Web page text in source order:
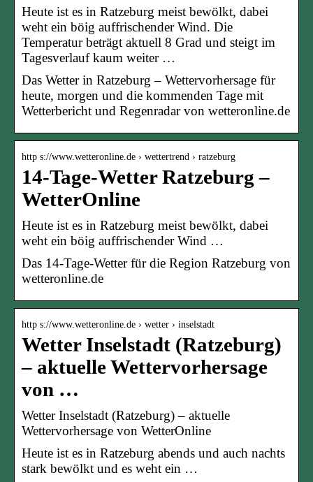
Heute ist es in Ratzeburg meist bewölkt, dabei
weht ein böig auffrischender Wind. Die
Temperatur beträgt aktuell 8 Grad und steigt im
Tagesverlauf kaum weiter …
Das Wetter in Ratzeburg – Wettervorhersage für
heute, morgen und die kommenden Tage mit
Wetterbericht und Regenradar von wetteronline.de
http s://www.wetteronline.de › wettertrend › ratzeburg
14-Tage-Wetter Ratzeburg –
WetterOnline
Heute ist es in Ratzeburg meist bewölkt, dabei
weht ein böig auffrischender Wind …
Das 14-Tage-Wetter für die Region Ratzeburg von
wetteronline.de
http s://www.wetteronline.de › wetter › inselstadt
Wetter Inselstadt (Ratzeburg)
– aktuelle Wettervorhersage
von …
Wetter Inselstadt (Ratzeburg) – aktuelle
Wettervorhersage von WetterOnline
Heute ist es in Ratzeburg abends und auch nachts
stark bewölkt und es weht ein …